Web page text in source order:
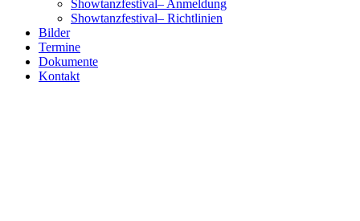
Showtanzfestival– Anmeldung
Showtanzfestival– Richtlinien
Bilder
Termine
Dokumente
Kontakt